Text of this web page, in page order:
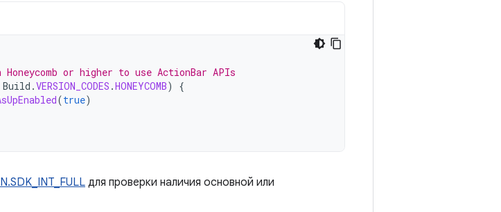
or higher to use ActionBar APIs
Build .VERSION_CODES .HONEYCOMB)
{
(true)
для проверки наличия основной или